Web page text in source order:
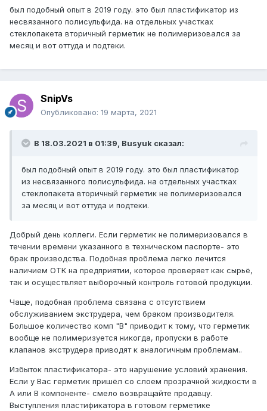
был подобный опыт в 2019 году. это был пластификатор из
несвязанного полисульфида. на отдельных участках
стеклопакета вторичный герметик не полимеризовался за
месяц и вот оттуда и подтеки.
SnipVs
Опубликовано: 19 марта, 2021
В 18.03.2021 в 01:39, Busyuk сказал:
был подобный опыт в 2019 году. это был пластификатор
из несвязанного полисульфида. на отдельных участках
стеклопакета вторичный герметик не полимеризовался
за месяц и вот оттуда и подтеки.
Добрый день коллеги. Если герметик не полимеризовался в
течении времени указанного в техническом паспорте- это
брак производства. Подобная проблема легко лечится
наличием ОТК на предприятии, которое проверяет как сырьё,
так и осуществляет выборочный контроль готовой продукции.
Чаще, подобная проблема связана с отсутствием
обслуживанием экструдера, чем браком производителя.
Большое количество комп "В" приводит к тому, что герметик
вообще не полимеризуется никогда, пропуски в работе
клапанов экструдера приводят к аналогичным проблемам..
Избыток пластификатора- это нарушение условий хранения.
Если у Вас герметик пришёл со слоем прозрачной жидкости в
А или В компоненте- смело возвращайте продавцу.
Выступления пластификатора в готовом герметике